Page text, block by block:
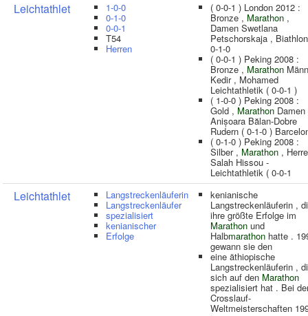
Leichtathlet 1-0-0
0-1-0
0-0-1
T54
Herren
( 0-0-1 ) London 2012 :
Bronze , Marathon ,
Damen Swetlana
Petschorskaja ,
0-1-0
( 0-0-1 ) Peking 2008 :
Bronze , Marathon
Kedir , Mohamed
Leichtathletik ( 0-0-1 )
( 1-0-0 ) Peking 2008 :
Gold , Marathon Damen
Anișoara Bălan-Dobre
Rudern ( 0-1-0 )
( 0-1-0 ) Peking 2008 :
Silber ,Marathon ,
Salah Hissou -
Leichtathletik ( 0-0-1
Leichtathlet Langstreckenläuferin
Langstreckenläufer
spezialisiert
kenianischer
Erfolge
kenianische
Langstreckenläuferin ,
ihre größte Erfolge im
Marathon und
Halbmarathon hatte .
gewann sie den
eine äthiopische
Langstreckenläuferin ,
sich auf den Marathon
spezialisiert hat . Bei
Crosslauf-
Weltmeisterschaften